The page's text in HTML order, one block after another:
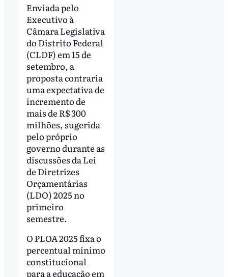
Enviada pelo
Executivo à
Câmara Legislativa
do Distrito Federal
(CLDF) em 15 de
setembro, a
proposta contraria
uma expectativa de
incremento de
mais de R$ 300
milhões, sugerida
pelo próprio
governo durante as
discussões da Lei
de Diretrizes
Orçamentárias
(LDO) 2025 no
primeiro
semestre.
O PLOA 2025 fixa o
percentual mínimo
constitucional
para a educação em